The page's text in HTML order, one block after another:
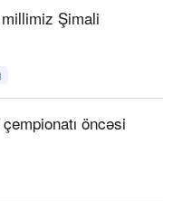
Şimali
öncəsi